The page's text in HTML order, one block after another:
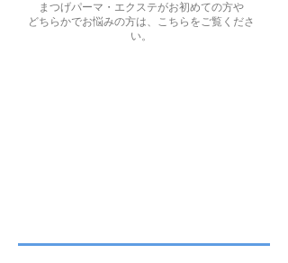
まつげパーマ・エクステがお初めての方や
どちらかでお悩みの方は、こちらをご覧くださ
い。